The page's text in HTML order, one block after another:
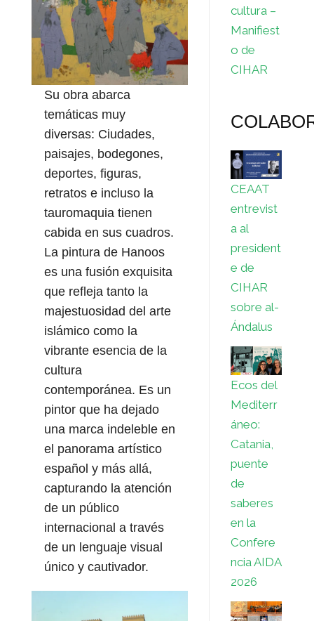
Su obra abarca
temáticas muy
diversas: Ciudades,​
paisajes,​ bodegones,
deportes,​ figuras,
retratos e incluso la
tauromaquia​ tienen
cabida en sus cuadros.
La pintura de Hanoos
es una fusión exquisita
que refleja tanto la
majestuosidad del arte
islámico como la
vibrante esencia de la
cultura
contemporánea. Es un
pintor que ha dejado
una marca indeleble en
el panorama artístico
español y más allá,
capturando la atención
de un público
internacional a través
de un lenguaje visual
único y cautivador.
cultura –
Manifiest
o de
CIHAR
CEAAT
entrevist
a al
president
e de
CIHAR
sobre al-
Ándalus
Ecos del
Mediterr
áneo:
Catania,
puente
de
saberes
en la
Confere
ncia AIDA
2026